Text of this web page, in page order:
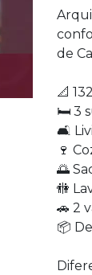
de
📐
🛏️ 3
🛋️
🍷
🌅
🚻
🚗 2
📦